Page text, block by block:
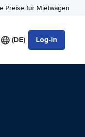
Preise für Mietwagen
(DE) Log-in